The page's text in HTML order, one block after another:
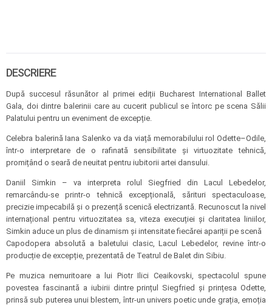
DESCRIERE
După succesul răsunător al primei ediții Bucharest International Ballet
Gala, doi dintre balerinii care au cucerit publicul se întorc pe scena Sălii
Palatului pentru un eveniment de excepție.
Celebra balerină Iana Salenko va da viață memorabilului rol Odette–Odile,
într-o interpretare de o rafinată sensibilitate și virtuozitate tehnică,
promițând o seară de neuitat pentru iubitorii artei dansului.
Daniil Simkin – va interpreta rolul Siegfried din Lacul Lebedelor,
remarcându-se printr-o tehnică excepțională, sărituri spectaculoase,
precizie impecabilă și o prezență scenică electrizantă. Recunoscut la nivel
internațional pentru virtuozitatea sa, viteza execuției și claritatea liniilor,
Simkin aduce un plus de dinamism și intensitate fiecărei apariții pe scenă
Capodopera absolută a baletului clasic, Lacul Lebedelor, revine într-o
producție de excepție, prezentată de Teatrul de Balet din Sibiu.
Pe muzica nemuritoare a lui Piotr Ilici Ceaikovski, spectacolul spune
povestea fascinantă a iubirii dintre prințul Siegfried și prințesa Odette,
prinsă sub puterea unui blestem, într-un univers poetic unde grația, emoția